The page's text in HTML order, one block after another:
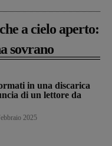
a cielo aperto:
sovrano
in una discarica
di un lettore da
2025